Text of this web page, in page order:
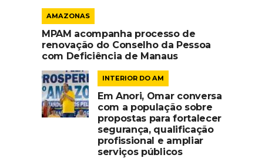
AMAZONAS
MPAM acompanha processo de
renovação do Conselho da Pessoa
com Deficiência de Manaus
INTERIOR DO AM
Em Anori, Omar conversa
com a população sobre
propostas para fortalecer
segurança, qualificação
profissional e ampliar
serviços públicos